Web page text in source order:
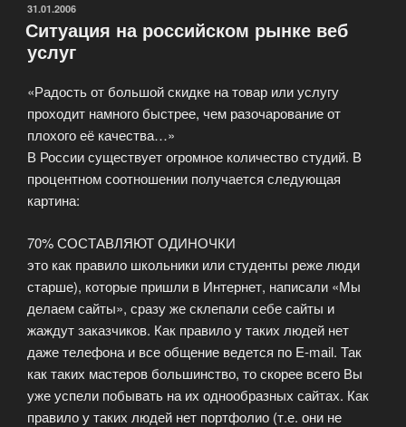
ОПУБЛИКОВАНО
31.01.2006
Ситуация на российском рынке веб
услуг
«Радость от большой скидке на товар или услугу
проходит намного быстрее, чем разочарование от
плохого её качества…»
В России существует огромное количество студий. В
процентном соотношении получается следующая
картина:
70% СОСТАВЛЯЮТ ОДИНОЧКИ
это как правило школьники или студенты реже люди
старше), которые пришли в Интернет, написали «Мы
делаем сайты», сразу же склепали себе сайты и
жаждут заказчиков. Как правило у таких людей нет
даже телефона и все общение ведется по E-mail. Так
как таких мастеров большинство, то скорее всего Вы
уже успели побывать на их однообразных сайтах. Как
правило у таких людей нет портфолио (т.е. они не